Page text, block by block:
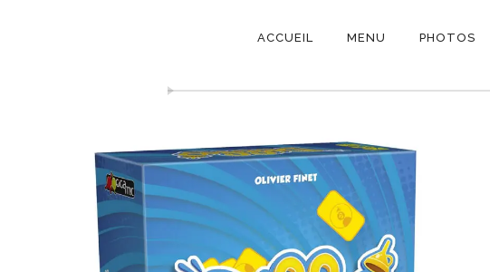
NAVIGATION
ACCUEIL MENU PHOTOS